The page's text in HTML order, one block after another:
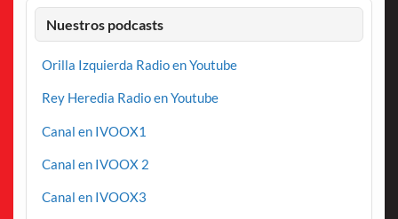
Nuestros podcasts
Orilla Izquierda Radio en Youtube
Rey Heredia Radio en Youtube
Canal en IVOOX1
Canal en IVOOX 2
Canal en IVOOX3